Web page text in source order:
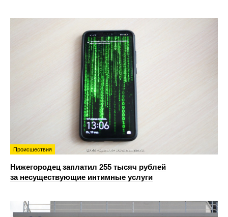
Происшествия
Нижегородец заплатил 255 тысяч рублей
за несуществующие интимные услуги